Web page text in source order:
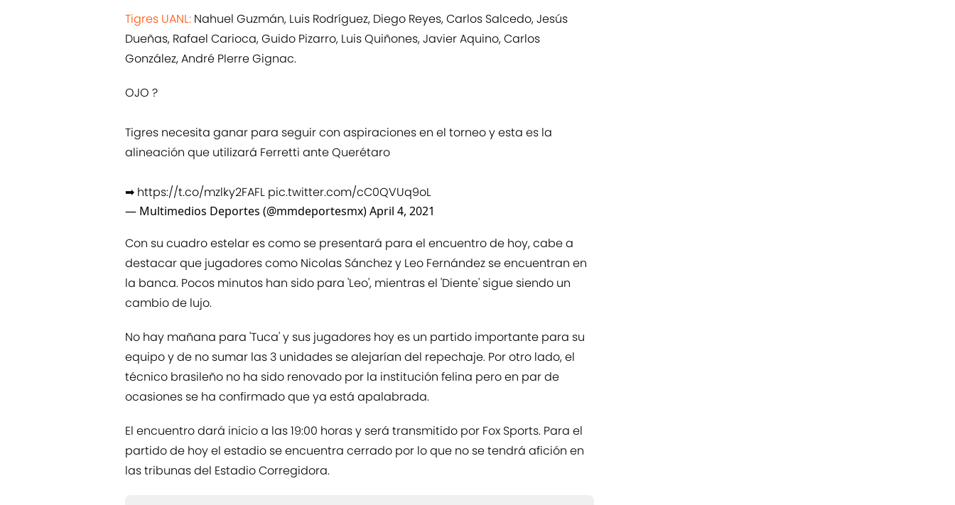
Tigres UANL: Nahuel Guzmán, Luis Rodríguez, Diego Reyes, Carlos Salcedo, Jesús
Dueñas, Rafael Carioca, Guido Pizarro, Luis Quiñones, Javier Aquino, Carlos
González, André PIerre Gignac.
OJO ?
Tigres necesita ganar para seguir con aspiraciones en el torneo y esta es la
alineación que utilizará Ferretti ante Querétaro
➡ https://t.co/mzlky2FAFL pic.twitter.com/cC0QVUq9oL
— Multimedios Deportes (@mmdeportesmx)April 4, 2021
Con su cuadro estelar es como se presentará para el encuentro de hoy, cabe a
destacar que jugadores como Nicolas Sánchez y Leo Fernández se encuentran en
la banca. Pocos minutos han sido para 'Leo', mientras el 'Diente' sigue siendo un
cambio de lujo.
No hay mañana para 'Tuca' y sus jugadores hoy es un partido importante para su
equipo y de no sumar las 3 unidades se alejarían del repechaje. Por otro lado, el
técnico brasileño no ha sido renovado por la institución felina pero en par de
ocasiones se ha confirmado que ya está apalabrada.
El encuentro dará inicio a las 19:00 horas y será transmitido por Fox Sports. Para el
partido de hoy el estadio se encuentra cerrado por lo que no se tendrá afición en
las tribunas del Estadio Corregidora.